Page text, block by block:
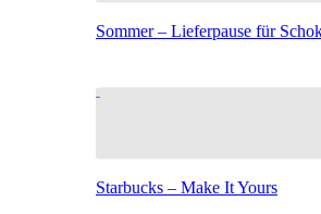
Sommer – Lieferpause für
Starbucks – Make It Yours